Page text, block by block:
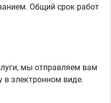
Общий срок работ
мы отправляем вам
в электронном виде.